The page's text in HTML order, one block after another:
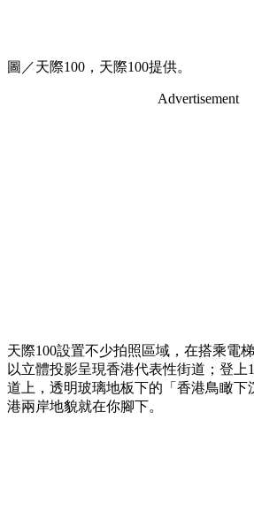
圖／天際100，天際100提供。
Advertisement
天際100設置不少拍照區域，在搭乘電
以立體投影呈現香港代表性街道；登上
道上，透明玻璃地板下的「香港鳥瞰下
港兩岸地貌就在你腳下。